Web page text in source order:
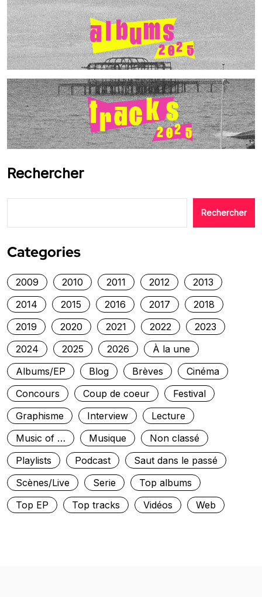
Rechercher
Rechercher
Categories
2009 2010 2011 2012
2013
2014
2015 2016 2017
2018
2019
2020 2021 2022
2023
2024
2025 2026
À la une
Albums/EP
Blog Brèves
Cinéma
Concours
Coup de coeur
Festival
Graphisme
Interview
Lecture
Music of …
Musique
Non classé
Playlists
Podcast
Saut dans le passé
Scènes/Live
Serie
Top albums
Top EP
Top tracks Vidéos Web